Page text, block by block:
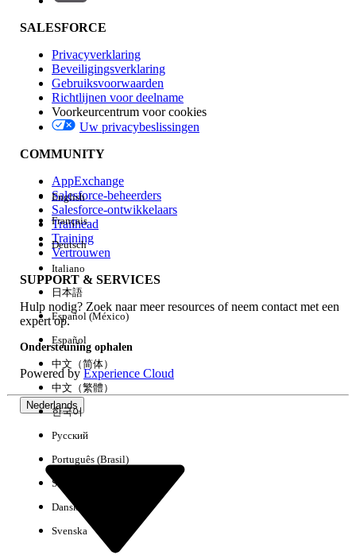
Invloed op functies
Edition
Ervaring
Alles wissen Gereed
Geen resultaten
SALESFORCE
Privacyverklaring
Beveiligingsverklaring
Gebruiksvoorwaarden
Richtlijnen voor deelname
Voorkeurcentrum voor cookies
Uw privacybeslissingen
COMMUNITY
AppExchange
Salesforce-beheerders
Salesforce-ontwikkelaars
Trailhead
Training
Vertrouwen
SUPPORT & SERVICES
Hulp nodig? Zoek naar meer resources of neem contact met een
expert op.
Ondersteuning ophalen
Powered byExperience Cloud
Nederlands
English
Français
Deutsch
Italiano
日本語
Español (México)
Español
中文（简体）
中文（繁體）
한국어
Русский
Português (Brasil)
Suomi
Dansk
Svenska